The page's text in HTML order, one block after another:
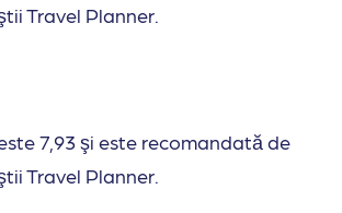
Travel Planner.
7,93 şi este recomandată de
Travel Planner.